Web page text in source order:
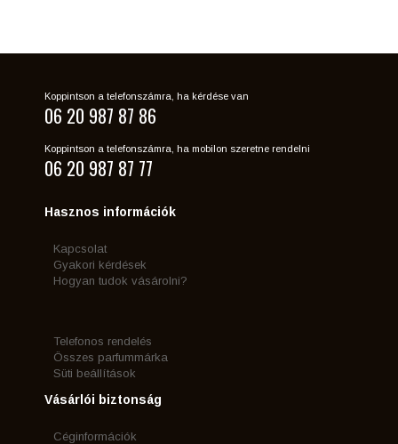
Koppintson a telefonszámra, ha kérdése van
06 20 987 87 86
Koppintson a telefonszámra, ha mobilon szeretne rendelni
06 20 987 87 77
Hasznos információk
Kapcsolat
Gyakori kérdések
Hogyan tudok vásárolni?
Telefonos rendelés
Összes parfummárka
Süti beállítások
Vásárlói biztonság
Céginformációk